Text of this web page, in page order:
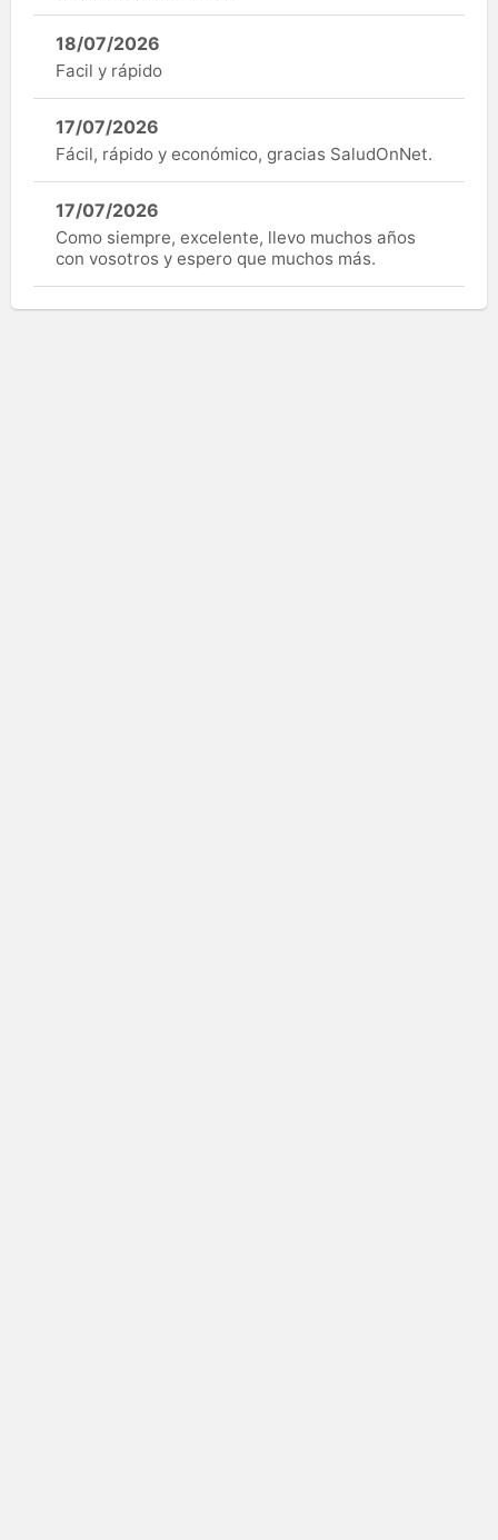
18/07/2026
Facil y rápido
17/07/2026
Fácil, rápido y económico, gracias SaludOnNet.
17/07/2026
Como siempre, excelente, llevo muchos años
con vosotros y espero que muchos más.